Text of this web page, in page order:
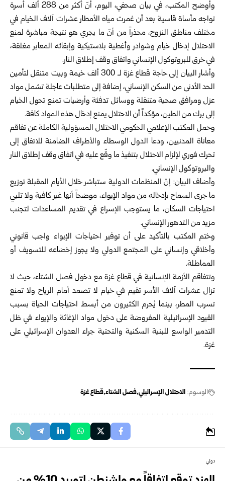
وأوضح المكتب، في بيان صحفي، اليوم، أنّ أكثر من 288 ألف أسرة
تواجه مأساة قاسية بعد أن غمرت مياه الأمطار عشرات آلاف الخيام في
مختلف مناطق النزوح، محذراً من أنّ ما يجري هو نتيجة مباشرة لمنع
الاحتلال إدخال خيام وشوادر وأغطية بلاستيكية وإبقائه المعابر مغلقة،
في خرق للبروتوكول الإنساني واتفاق وقف إطلاق النار.
وأشار البيان إلى حاجة قطاع غزة لـ 300 ألف خيمة وبيت متنقل لتأمين
الحد الأدنى من السكن الإنساني، إضافة إلى متطلبات عاجلة تشمل مواد
عزل ومرافق صحية متنقلة ووسائل تدفئة وأرضيات تمنع تحول الخيام
إلى برك من الطين، مؤكداً أن الاحتلال يمنع إدخال هذه المواد كافة.
وحمل المكتب الإعلامي الحكومي الاحتلال المسؤولية الكاملة عن تفاقم
معاناة المدنيين، ودعا الدول الوسطاء والأطراف الضامنة للاتفاق إلى
تحرك فوري لإلزام الاحتلال بتنفيذ ما وقّع عليه في اتفاق وقف إطلاق النار
والبروتوكول الإنساني.
وأضاف البيان: إنّ المنظمات الدولية ستباشر خلال الأيام المقبلة توزيع
ما جرى السماح بإدخاله من مواد الإيواء، موضحاً أنها غير كافية ولا تلبي
احتياجات السكان، ما يستوجب الإسراع في تقديم المساعدات لتجنب
مزيد من التدهور الإنساني.
وختم المكتب بالتأكيد على أن توفير احتياجات الإيواء واجب قانوني
وأخلاقي وإنساني على المجتمع الدولي ولا يجوز إخضاعه للتسويف أو
المماطلة.
وتتفاقم الأزمة الإنسانية في قطاع غزة مع دخول فصل الشتاء، حيث لا
تزال عشرات آلاف الأسر تقيم في خيام لا تصمد أمام الرياح ولا تمنع
تسرب المطر، بينما يُحرم الكثيرون من أبسط احتياجات الحياة بسبب
القيود الإسرائيلية المفروضة على دخول مواد الإغاثة والإيواء في ظل
التدمير الواسع للبنية السكنية والتحتية جراء العدوان الإسرائيلي على
غزة.
الوسوم: الاحتلال الإسرائيلي فصل الشتاء قطاع غزة
دولي